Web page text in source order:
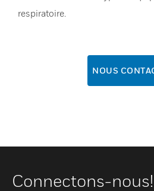
respiratoire.
NOUS
Connectons-nous!